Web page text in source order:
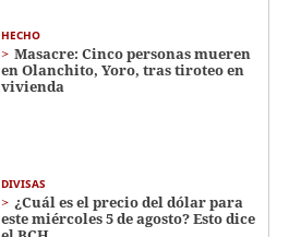
HECHO
Masacre: Cinco personas mueren
en Olanchito, Yoro, tras tiroteo en
vivienda
DIVISAS
¿Cuál es el precio del dólar para
este miércoles 5 de agosto? Esto dice